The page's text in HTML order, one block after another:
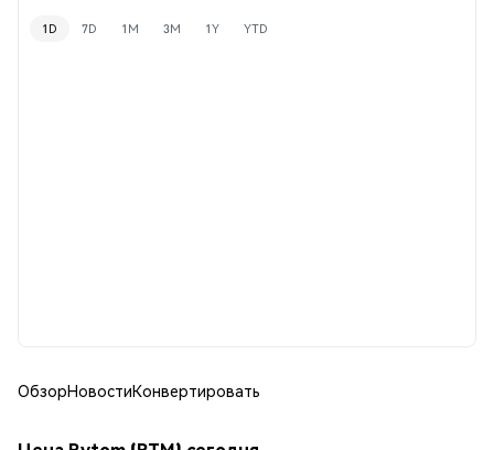
1D 7D 1M 3M 1Y YTD
ОбзорНовостиКонвертировать